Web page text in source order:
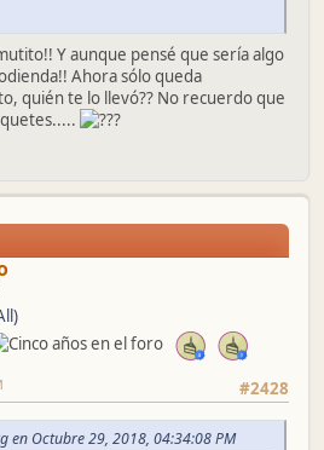
Y aunque pensé que sería algo
Ahora sólo queda
quién te lo llevó?? No recuerdo que
#2428
en Octubre 29, 2018, 04:34:08 PM